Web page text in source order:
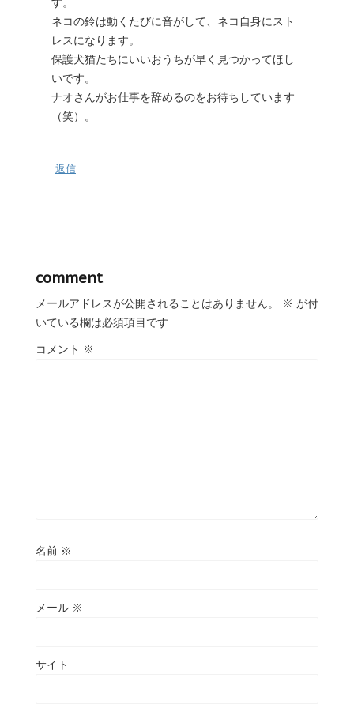
す。
ネコの鈴は動くたびに音がして、ネコ自身にスト
レスになります。
保護犬猫たちにいいおうちが早く見つかってほし
いです。
ナオさんがお仕事を辞めるのをお待ちしています
（笑）。
返信
comment
メールアドレスが公開されることはありません。 ※ が付
いている欄は必須項目です
コメント ※
名前 ※
メール ※
サイト